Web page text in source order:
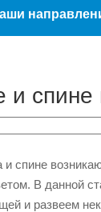
и
спине
В данной
и развеем